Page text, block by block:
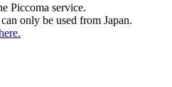
Piccoma service.
only be used from Japan.